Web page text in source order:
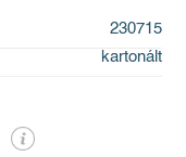
230715
kartonált